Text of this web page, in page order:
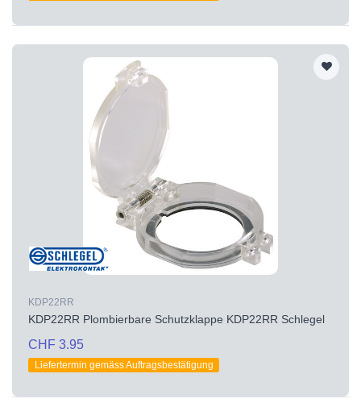
KDP22RR
KDP22RR Plombierbare Schutzklappe KDP22RR Schlegel
CHF 3.95
Liefertermin gemäss Auftragsbestätigung